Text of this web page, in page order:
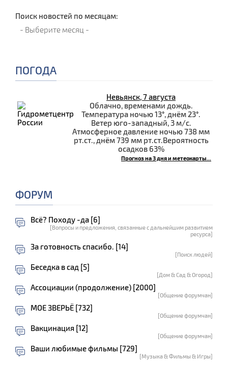
Поиск новостей по месяцам:
ПОГОДА
Невьянск, 7 августа
Облачно, временами дождь.
Температура ночью 13°, днём 23°.
Ветер юго-западный, 3 м/с.
Атмосферное давление ночью 738 мм
рт.ст., днём 739 мм рт.ст.Вероятность
осадков 63%
Прогноз на 3 дня и метеокарты...
ФОРУМ
Всё? Походу -да [6]
[Вопросы и предложения, связанные с дальнейшим развитием
ресурса]
За готовность спасибо. [14]
[Поиск людей]
Беседка в сад [5]
[Дом & Сад & Огород]
Ассоциации (продолжение) [2000]
[Общение форумчан]
МОЕ ЗВЕРЬЁ [732]
[Общение форумчан]
Вакцинация [12]
[Общение форумчан]
Ваши любимые фильмы [729]
[Музыка & Фильмы & Игры]